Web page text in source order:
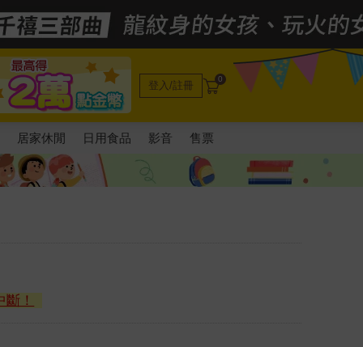
登入/註冊 0
居家休閒 日用食品 影音 售票
！